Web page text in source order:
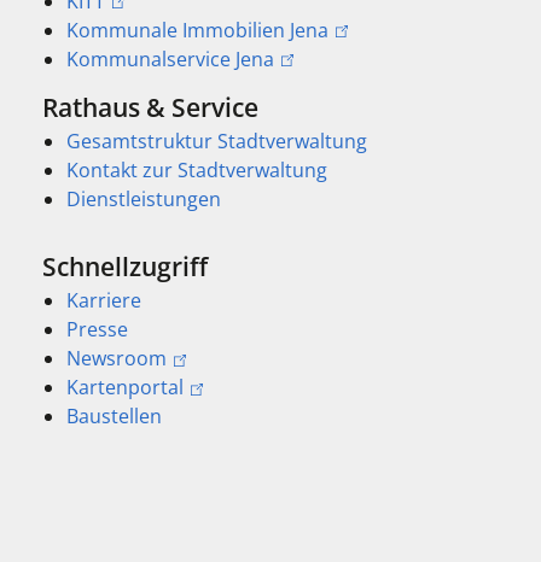
Kommunale Immobilien Jena
Kommunalservice Jena
Rathaus & Service
Gesamtstruktur Stadtverwaltung
Kontakt zur Stadtverwaltung
Dienstleistungen
Schnellzugriff
Karriere
Presse
Newsroom
Kartenportal
Baustellen